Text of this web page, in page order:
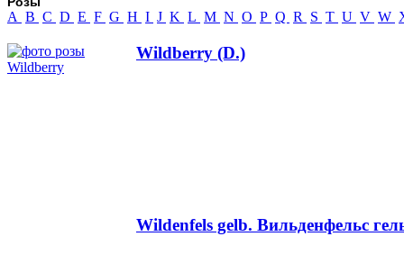
A B C D E F G H I J K L M N O P Q R S T U V W
Wildberry (D.)
Wildenfels gelb. Вильденфельс